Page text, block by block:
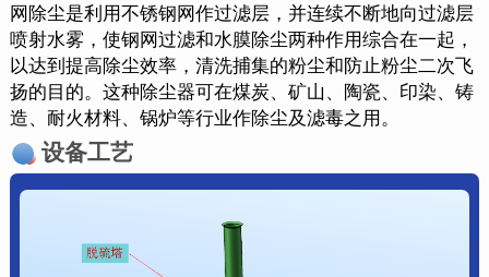
网除尘是利用不锈钢网作过滤层，并连续不断地向过滤层
喷射水雾，使钢网过滤和水膜除尘两种作用综合在一起，
以达到提高除尘效率，清洗捕集的粉尘和防止粉尘二次飞
扬的目的。这种除尘器可在煤炭、矿山、陶瓷、印染、铸
造、耐火材料、锅炉等行业作除尘及滤毒之用。
设备工艺